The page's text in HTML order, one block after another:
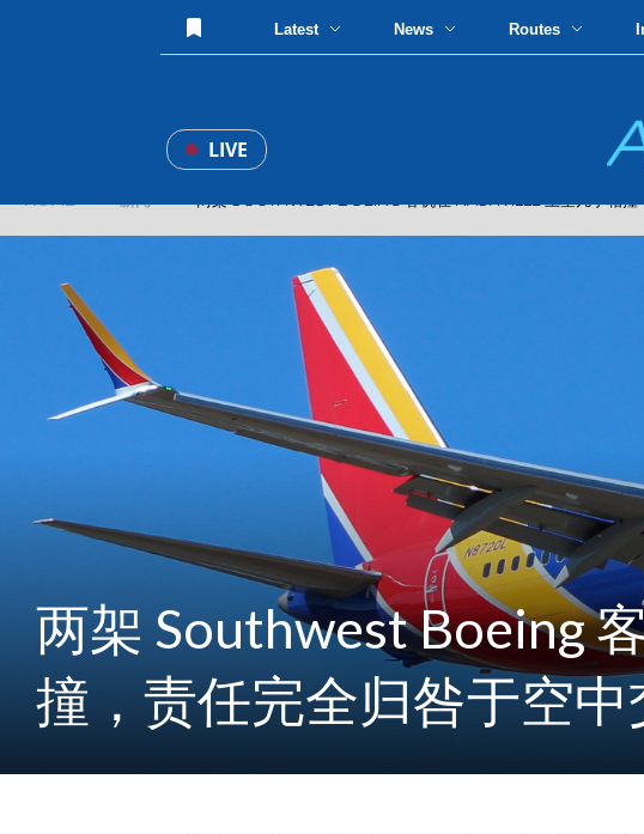
Latest News Routes
LIVE
两架 Southwest Boeing
撞，责任完全归咎于空